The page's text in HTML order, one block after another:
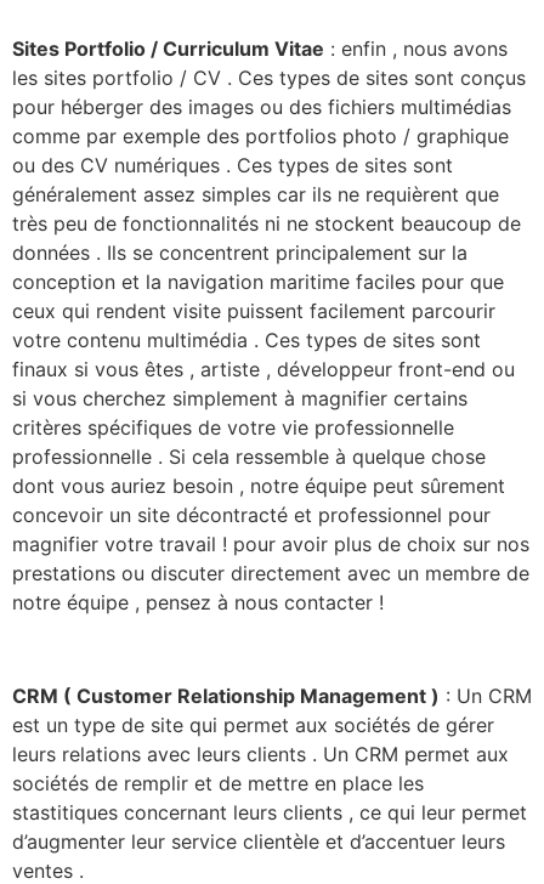
Sites Portfolio / Curriculum Vitae : enfin , nous avons
les sites portfolio / CV . Ces types de sites sont conçus
pour héberger des images ou des fichiers multimédias
comme par exemple des portfolios photo / graphique
ou des CV numériques . Ces types de sites sont
généralement assez simples car ils ne requièrent que
très peu de fonctionnalités ni ne stockent beaucoup de
données . Ils se concentrent principalement sur la
conception et la navigation maritime faciles pour que
ceux qui rendent visite puissent facilement parcourir
votre contenu multimédia . Ces types de sites sont
finaux si vous êtes , artiste , développeur front-end ou
si vous cherchez simplement à magnifier certains
critères spécifiques de votre vie professionnelle
professionnelle . Si cela ressemble à quelque chose
dont vous auriez besoin , notre équipe peut sûrement
concevoir un site décontracté et professionnel pour
magnifier votre travail ! pour avoir plus de choix sur nos
prestations ou discuter directement avec un membre de
notre équipe , pensez à nous contacter !
CRM ( Customer Relationship Management ) : Un CRM
est un type de site qui permet aux sociétés de gérer
leurs relations avec leurs clients . Un CRM permet aux
sociétés de remplir et de mettre en place les
stastitiques concernant leurs clients , ce qui leur permet
d’augmenter leur service clientèle et d’accentuer leurs
ventes .